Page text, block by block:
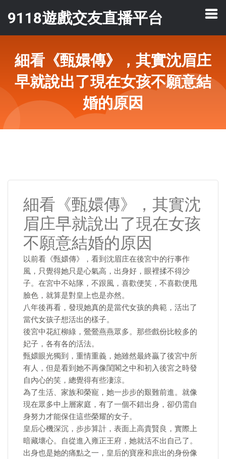
9118遊戲交友直播平台
細看《甄嬛傳》，其實沈眉庄
早就說出了現在女孩不願意結
婚的原因
細看《甄嬛傳》，其實沈
眉庄早就說出了現在女孩
不願意結婚的原因
以前看《甄嬛傳》，看到沈眉庄在後宮中的行事作
風，只覺得她只是心氣高，出身好，眼裡揉不得沙
子。在宮中不站隊，不跟風，喜歡便笑，不喜歡便甩
臉色，就算是對皇上也是亦然。
八年後再看，發現她真的是當代女孩的典範，活出了
當代女孩子想活出的樣子。
後宮中花紅柳綠，鶯鶯燕燕眾多。那些戲份比較多的
妃子，各有各的活法。
甄嬛眼光獨到，重情重義，她雖然最終贏了後宮中所
有人，但是看到她不再像閨閣之中和初入後宮之時發
自內心的笑，總覺得有些凄涼。
為了生活、家族和榮寵，她一步步的艱難前進。就像
現在眾多中上層家庭，有了一個不錯出身，卻仍需自
身努力才能保住這些榮耀的女子。
皇后心機深沉，步步算計，表面上高貴賢良，實際上
暗藏壞心。自從進入雍正王府，她就活不出自己了。
出身也是她的痛點之一，皇后的寶座和庶出的身份像